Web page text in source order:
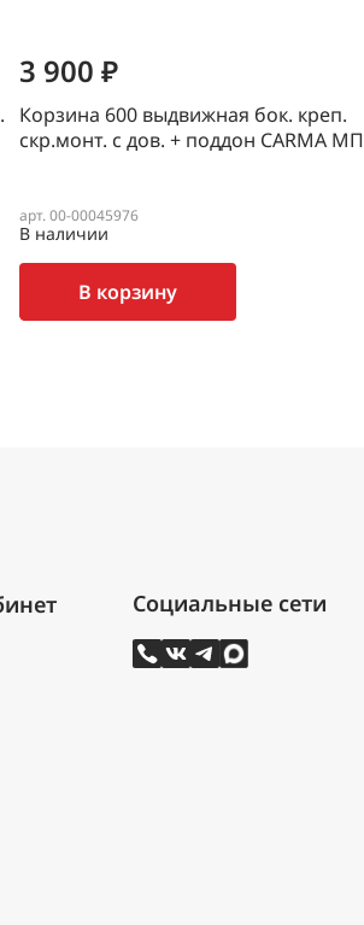
3 900 ₽
Корзина 600 выдвижная бок. креп.
скр.монт. с дов. + поддон CARMA МП
арт. 00-00045976
В наличии
В корзину